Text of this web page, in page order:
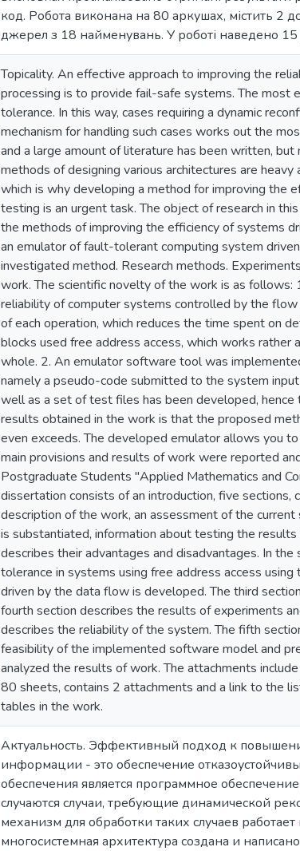
код. Робота виконана на 80 аркушах, містить 2
джерел з 18 найменувань. У роботі наведено 15
Topicality. An effective approach to improving the
processing is to provide fail-safe systems. The
tolerance. In this way, cases requiring a dynamic
mechanism for handling such cases works out the
and a large amount of literature has been written,
methods of designing various architectures are
which is why developing a method for improving the
testing is an urgent task. The object of research in
the methods of improving the efficiency of systems
an emulator of fault-tolerant computing system
investigated method. Research methods.
work. The scientific novelty of the work is as
reliability of computer systems controlled by the
of each operation, which reduces the time spent on
blocks used free address access, which works
whole. 2. An emulator software tool was
namely a pseudo-code submitted to the system
well as a set of test files has been developed,
results obtained in the work is that the proposed
even exceeds. The developed emulator allows you
main provisions and results of work were reported
Postgraduate Students "Applied Mathematics and
dissertation consists of an introduction, five sections,
description of the work, an assessment of the
is substantiated, information about testing the
describes their advantages and disadvantages. In
tolerance in systems using free address access
driven by the data flow is developed. The third
fourth section describes the results of experiments
describes the reliability of the system. The fifth
feasibility of the implemented software model and
analyzed the results of work. The attachments
80 sheets, contains 2 attachments and a link to the
tables in the work.
Актуальность. Эффективный подход к
информации - это обеспечение
обеспечения является программное
случаются случаи, требующие динамической
механизм для обработки таких случаев
многосистемная архитектура создана и